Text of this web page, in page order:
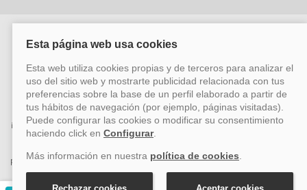
ACCION VIAJES SL ha sido beneficiaria del Fondo Europeo de Desarrollo
Regional (FEDER), cuyo objetivo es mejorar la competitividad de las pymes
mediante el impulso de la innovación, el desarrollo tecnológico, la
investigación de calidad y el uso seguro y fiable del ciberespacio. Gracias a
esta financiación, la empresa ha puesto en marcha un Plan de Acción
promoviendo la innovación y la ciberseguridad. Para ello, ha contado con el
apoyo de los programas Pyme Innova y Pyme Cibersegura de la Cámara
de Comercio de Málaga. #EuropaSeSiente